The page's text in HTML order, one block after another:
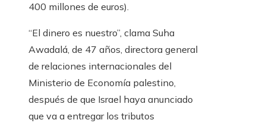
400 millones de euros).
“El dinero es nuestro”, clama Suha
Awadalá, de 47 años, directora general
de relaciones internacionales del
Ministerio de Economía palestino,
después de que Israel haya anunciado
que va a entregar los tributos